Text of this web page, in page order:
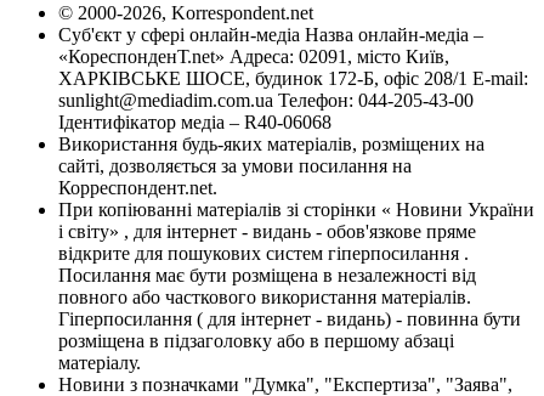
© 2000-2026, Korrespondent.net
Суб'єкт у сфері онлайн-медіа Назва онлайн-медіа –
«КореспонденТ.net» Адреса: 02091, місто Київ,
ХАРКІВСЬКЕ ШОСЕ, будинок 172-Б, офіс 208/1 E-mail:
sunlight@mediadim.com.ua Телефон: 044-205-43-00
Ідентифікатор медіа – R40-06068
Використання будь-яких матеріалів, розміщених на
сайті, дозволяється за умови посилання на
Корреспондент.net.
При копіюванні матеріалів зі сторінки « Новини України
і світу» , для інтернет - видань - обов'язкове пряме
відкрите для пошукових систем гіперпосилання .
Посилання має бути розміщена в незалежності від
повного або часткового використання матеріалів.
Гіперпосилання ( для інтернет - видань) - повинна бути
розміщена в підзаголовку або в першому абзаці
матеріалу.
Новини з позначками "Думка", "Експертиза", "Заява",